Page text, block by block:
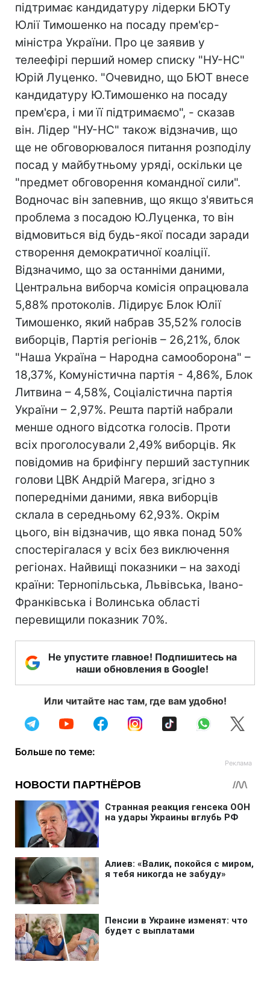
підтримає кандидатуру лідерки БЮТу
Юлії Тимошенко на посаду прем'єр-
міністра України. Про це заявив у
телеефірі перший номер списку "НУ-НС"
Юрій Луценко. "Очевидно, що БЮТ внесе
кандидатуру Ю.Тимошенко на посаду
прем'єра, і ми її підтримаємо", - сказав
він. Лідер "НУ-НС" також відзначив, що
ще не обговорювалося питання розподілу
посад у майбутньому уряді, оскільки це
"предмет обговорення командної сили".
Водночас він запевнив, що якщо з'явиться
проблема з посадою Ю.Луценка, то він
відмовиться від будь-якої посади заради
створення демократичної коаліції.
Відзначимо, що за останніми даними,
Центральна виборча комісія опрацювала
5,88% протоколів. Лідирує Блок Юлії
Тимошенко, який набрав 35,52% голосів
виборців, Партія регіонів – 26,21%, блок
"Наша Україна – Народна самооборона" –
18,37%, Комуністична партія - 4,86%, Блок
Литвина – 4,58%, Соціалістична партія
України – 2,97%. Решта партій набрали
менше одного відсотка голосів. Проти
всіх проголосували 2,49% виборців. Як
повідомив на брифінгу перший заступник
голови ЦВК Андрій Магера, згідно з
попередніми даними, явка виборців
склала в середньому 62,93%. Окрім
цього, він відзначив, що явка понад 50%
спостерігалася у всіх без виключення
регіонах. Найвищі показники – на заході
країни: Тернопільська, Львівська, Івано-
Франківська і Волинська області
перевищили показник 70%.
Не упустите главное! Подпишитесь на
наши обновления в Google!
Или читайте нас там, где вам удобно!
Больше по теме: